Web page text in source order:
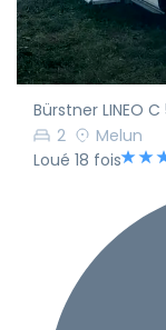
Bürstner LINEO C
2
Melun
Loué 18 fois